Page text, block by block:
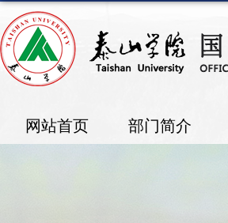
网站首页 部门简介